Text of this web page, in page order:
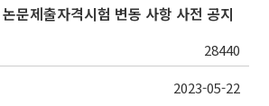
문제출자격시험 변동 사항 사전 공지
28440
2023-05-22